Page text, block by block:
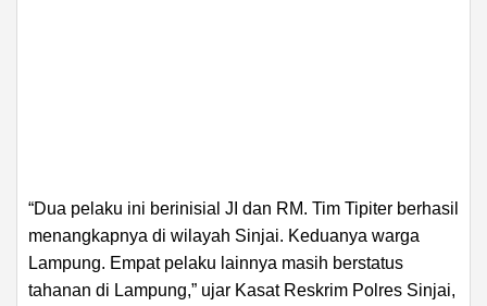
“Dua pelaku ini berinisial JI dan RM. Tim Tipiter berhasil
menangkapnya di wilayah Sinjai. Keduanya warga
Lampung. Empat pelaku lainnya masih berstatus
tahanan di Lampung,” ujar Kasat Reskrim Polres Sinjai,